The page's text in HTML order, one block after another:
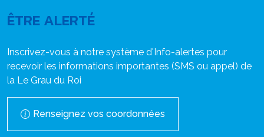
ÊTRE ALERTÉ
Inscrivez-vous à notre système d'Info-alertes pour
recevoir les informations importantes (SMS ou appel) de
la Le Grau du Roi
Renseignez vos coordonnées